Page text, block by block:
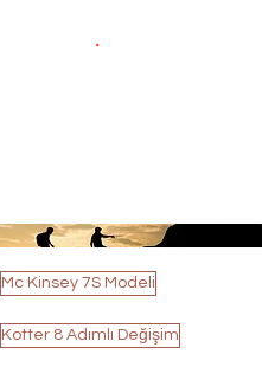
.
Mc Kinsey 7S Modeli
Kotter 8 Adımlı Değişim